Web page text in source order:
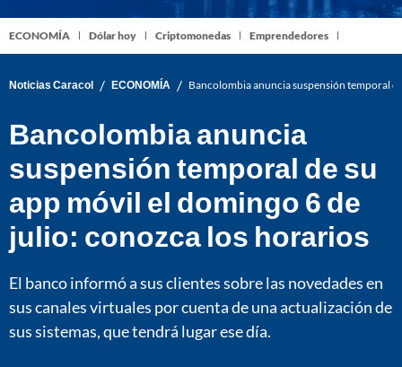
ECONOMÍA Dólar hoy Criptomonedas Emprendedores
Noticias Caracol / ECONOMÍA / Bancolombia anuncia suspensión temporal
Bancolombia anuncia
suspensión temporal de su
app móvil el domingo 6 de
julio: conozca los horarios
El banco informó a sus clientes sobre las novedades en
sus canales virtuales por cuenta de una actualización de
sus sistemas, que tendrá lugar ese día.